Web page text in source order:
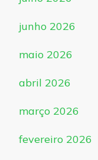
junho 2026
maio 2026
abril 2026
março 2026
fevereiro 2026